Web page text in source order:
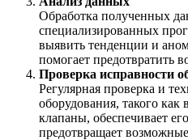
Обработка полученных
специализированных
выявить тенденции и
помогает предотвратить
Проверка исправности
Регулярная проверка и
оборудования, такого
клапаны, обеспечивает
предотвращает